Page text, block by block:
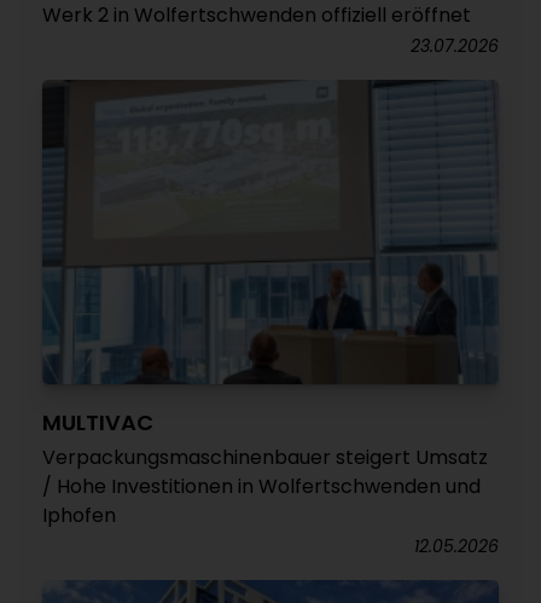
Werk 2 in Wolfertschwenden offiziell eröffnet
23.07.2026
MULTIVAC
Verpackungsmaschinenbauer steigert Umsatz
/ Hohe Investitionen in Wolfertschwenden und
Iphofen
12.05.2026